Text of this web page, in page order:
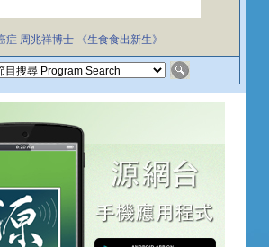
症 周兆祥博士 《生食食出新生》